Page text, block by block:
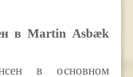
в Martin Asbæk
в основном